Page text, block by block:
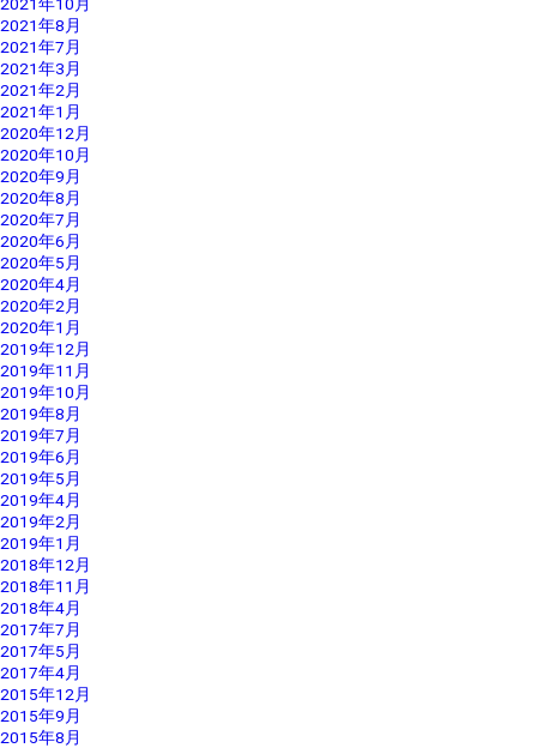
2021年8月
2021年7月
2021年3月
2021年2月
2021年1月
2020年12月
2020年10月
2020年9月
2020年8月
2020年7月
2020年6月
2020年5月
2020年4月
2020年2月
2020年1月
2019年12月
2019年11月
2019年10月
2019年8月
2019年7月
2019年6月
2019年5月
2019年4月
2019年2月
2019年1月
2018年12月
2018年11月
2018年4月
2017年7月
2017年5月
2017年4月
2015年12月
2015年9月
2015年8月